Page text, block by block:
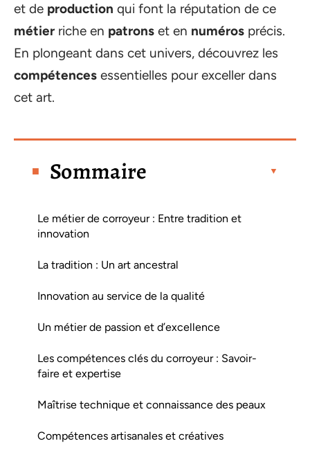
et de production qui font la réputation de ce
métier riche en patrons et en numéros précis.
En plongeant dans cet univers, découvrez les
compétences essentielles pour exceller dans
cet art.
Sommaire
Le métier de corroyeur : Entre tradition et
innovation
La tradition : Un art ancestral
Innovation au service de la qualité
Un métier de passion et d’excellence
Les compétences clés du corroyeur : Savoir-
faire et expertise
Maîtrise technique et connaissance des peaux
Compétences artisanales et créatives